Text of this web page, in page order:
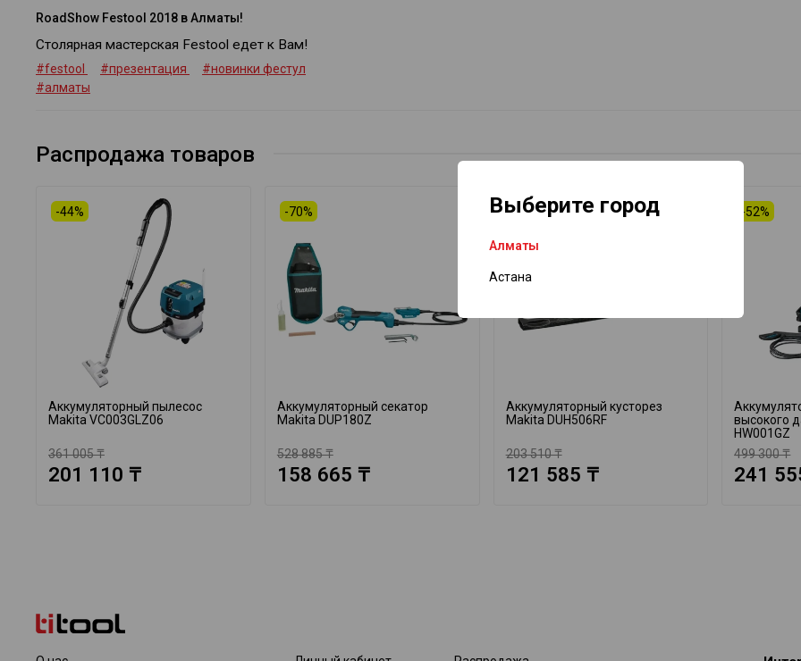
Выберите город
Алматы
Астана
RoadShow Festool 2018 в Алматы!
Столярная мастерская Festool едет к Вам!
#festool #презентация
#новинки фестул
#алматы
Распродажа товаров
-44%
Аккумуляторный пылесос
Makita VC003GLZ06
361 005 ₸
201 110 ₸
-70%
Аккумуляторный секатор
Makita DUP180Z
528 885 ₸
158 665 ₸
-40%
Аккумуляторный кусторез
Makita DUH506RF
203 510 ₸
121 585 ₸
-52%
высокого
HW001GZ
499 300 ₸
241